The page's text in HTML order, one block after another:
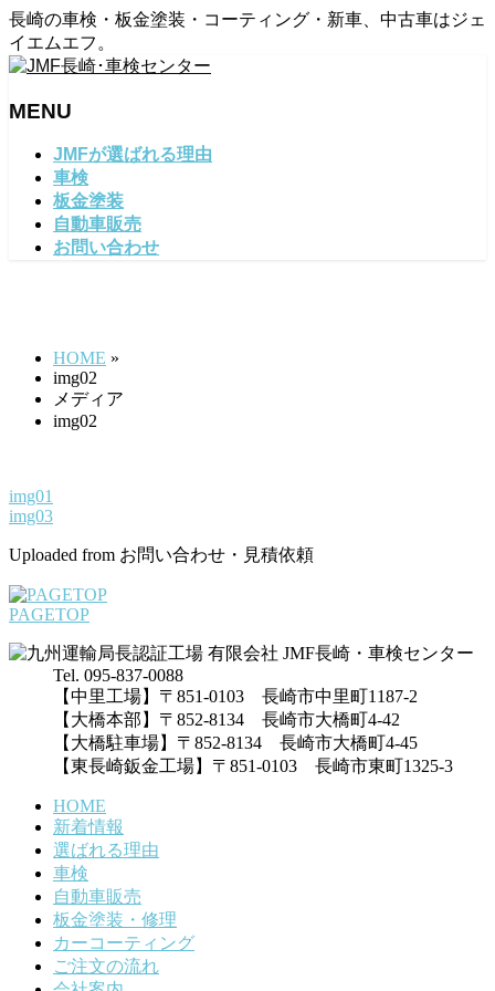
長崎の車検・板金塗装・コーティング・新車、中古車はジェ
イエムエフ。
MENU
JMFが選ばれる理由
車検
板金塗装
自動車販売
お問い合わせ
HOME »
img02
メディア
img02
img01
img03
Uploaded from お問い合わせ・見積依頼
PAGETOP
Tel. 095-837-0088
【中里工場】〒851-0103 長崎市中里町1187-2
【大橋本部】〒852-8134 長崎市大橋町4-42
【大橋駐車場】〒852-8134 長崎市大橋町4-45
【東長崎鈑金工場】〒851-0103 長崎市東町1325-3
HOME
新着情報
選ばれる理由
車検
自動車販売
板金塗装・修理
カーコーティング
ご注文の流れ